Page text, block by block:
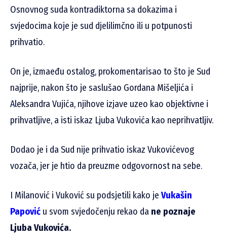
Osnovnog suda kontradiktorna sa dokazima i
svjedocima koje je sud djelilimčno ili u potpunosti
prihvatio.
On je, izmaeđu ostalog, prokomentarisao to što je Sud
najprije, nakon što je saslušao Gordana Mišeljića i
Aleksandra Vujića, njihove izjave uzeo kao objektivne i
prihvatljive, a isti iskaz Ljuba Vukovića kao neprihvatljiv.
Dodao je i da Sud nije prihvatio iskaz Vukovićevog
vozača, jer je htio da preuzme odgovornost na sebe.
I Milanović i Vuković su podsjetili kako je Vukašin
Papović u svom svjedočenju rekao da ne poznaje
Ljuba Vukovića.